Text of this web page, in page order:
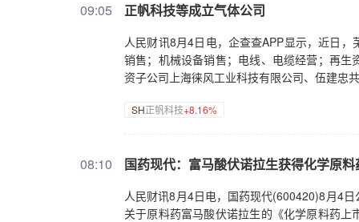
09:05 正帆科技等成立气体公司
人民财讯8月4日电，企查查APP显示，近日
销售；机械设备销售；电线、电缆经营；再
资子公司上海徕风工业科技有限公司、伍建忠
SH正帆科技+8.16%
08:10 国药现代：富马酸伏诺拉生获得化学原
人民财讯8月4日电，国药现代(600420)8月4
关于原料药富马酸伏诺拉生的《化学原料药